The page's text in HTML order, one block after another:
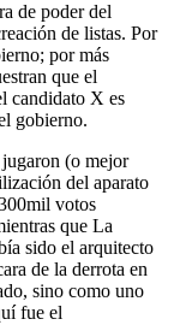
de poder del
de listas. Por
por más
que el
candidato X es
gobierno.
(o mejor
del aparato
votos
que La
sido el arquitecto
de la derrota en
sino como uno
fue el